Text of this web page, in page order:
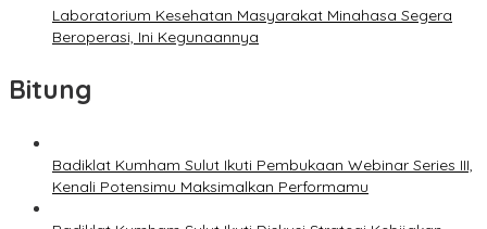
Laboratorium Kesehatan Masyarakat Minahasa Segera
Beroperasi, Ini Kegunaannya
Bitung
Badiklat Kumham Sulut Ikuti Pembukaan Webinar Series III,
Kenali Potensimu Maksimalkan Performamu